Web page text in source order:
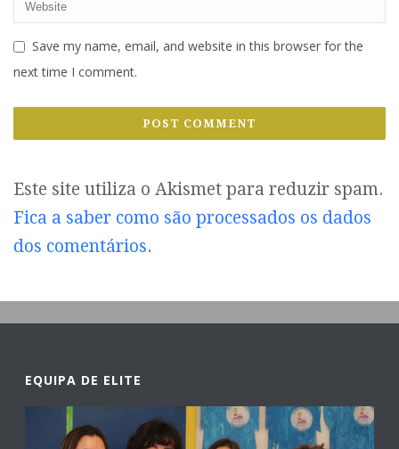
Save my name, email, and website in this browser for the
next time I comment.
Este site utiliza o Akismet para reduzir spam.
Fica a saber como são processados os dados
dos comentários.
EQUIPA DE ELITE